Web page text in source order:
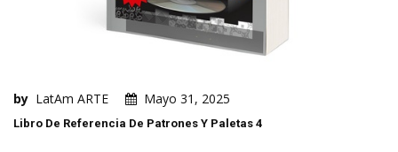
by LatAm ARTE Mayo 31, 2025
Libro De Referencia De Patrones Y Paletas 4